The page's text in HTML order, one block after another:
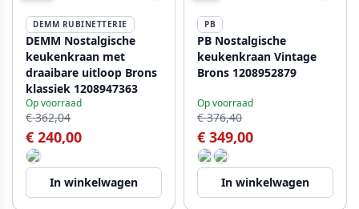
DEMM RUBINETTERIE
DEMM Nostalgische
keukenkraan met
draaibare uitloop Brons
klassiek 1208947363
Op voorraad
€ 362,04
€ 240,00
In winkelwagen
PB
PB Nostalgische
keukenkraan Vintage
Brons 1208952879
Op voorraad
€ 376,40
€ 349,00
In winkelwagen